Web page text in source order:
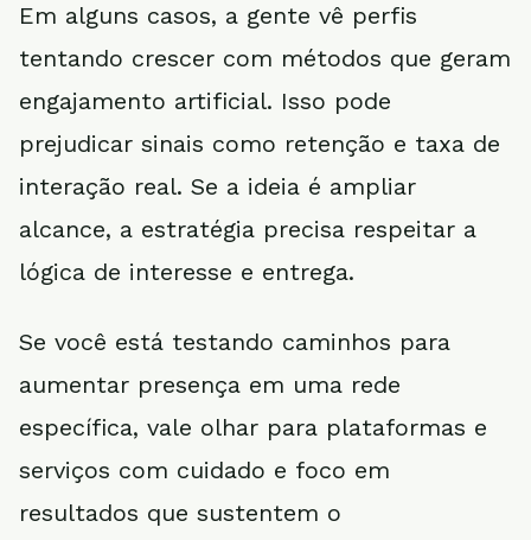
Em alguns casos, a gente vê perfis
tentando crescer com métodos que geram
engajamento artificial. Isso pode
prejudicar sinais como retenção e taxa de
interação real. Se a ideia é ampliar
alcance, a estratégia precisa respeitar a
lógica de interesse e entrega.
Se você está testando caminhos para
aumentar presença em uma rede
específica, vale olhar para plataformas e
serviços com cuidado e foco em
resultados que sustentem o